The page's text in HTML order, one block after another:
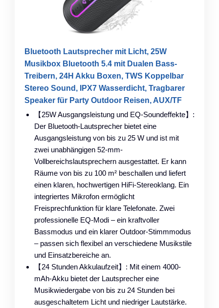
Bluetooth Lautsprecher mit Licht, 25W
Musikbox Bluetooth 5.4 mit Dualen Bass-
Treibern, 24H Akku Boxen, TWS Koppelbar
Stereo Sound, IPX7 Wasserdicht, Tragbarer
Speaker für Party Outdoor Reisen, AUX/TF
【25W Ausgangsleistung und EQ-Soundeffekte】:
Der Bluetooth-Lautsprecher bietet eine
Ausgangsleistung von bis zu 25 W und ist mit
zwei unabhängigen 52-mm-
Vollbereichslautsprechern ausgestattet. Er kann
Räume von bis zu 100 m² beschallen und liefert
einen klaren, hochwertigen HiFi-Stereoklang. Ein
integriertes Mikrofon ermöglicht
Freisprechfunktion für klare Telefonate. Zwei
professionelle EQ-Modi – ein kraftvoller
Bassmodus und ein klarer Outdoor-Stimmmodus
– passen sich flexibel an verschiedene Musikstile
und Einsatzbereiche an.
【24 Stunden Akkulaufzeit】: Mit einem 4000-
mAh-Akku bietet der Lautsprecher eine
Musikwiedergabe von bis zu 24 Stunden bei
ausgeschaltetem Licht und niedriger Lautstärke.